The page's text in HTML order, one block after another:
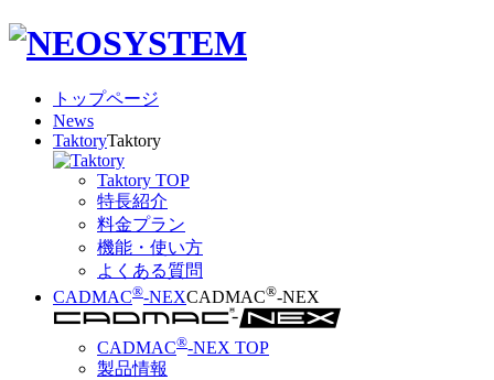
トップページ
News
TaktoryTaktory
Taktory TOP
特長紹介
料金プラン
機能・使い方
よくある質問
CADMAC®-NEXCADMAC®-NEX
CADMAC®-NEX TOP
製品情報